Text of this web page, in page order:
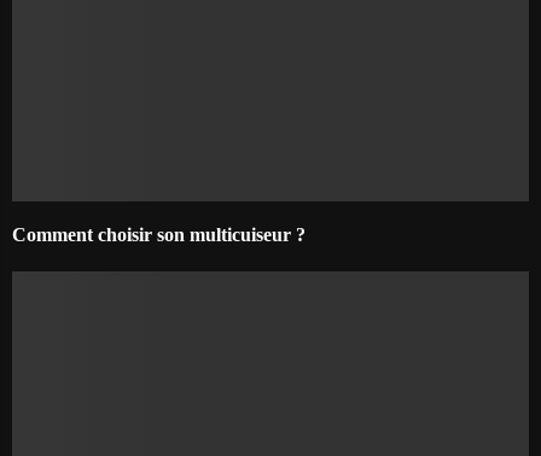
Comment choisir son multicuiseur ?